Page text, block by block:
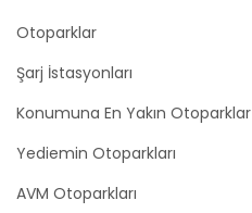
Otoparklar
Şarj İstasyonları
Konumuna En Yakın Otoparklar
Yediemin Otoparkları
AVM Otoparkları